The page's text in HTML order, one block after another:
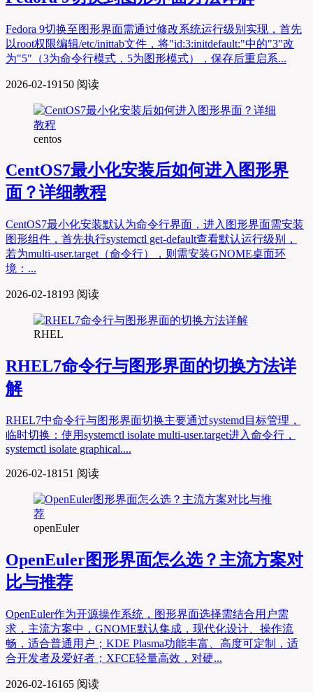
Fedora 9切换至图形界面需通过修改系统运行级别实现，首先
以root权限编辑/etc/inittab文件，将"id:3:initdefault:"中的"3"改
为"5"（3为命令行模式，5为图形模式），保存后重启系...
2026-02-19150 阅读
centos
CentOS7最小化安装后如何进入图形界
面？详细教程
CentOS7最小化安装默认为命令行界面，进入图形界面需安装
图形组件，首先执行systemctl get-default查看默认运行级别，
若为multi-user.target（命令行），则需安装GNOME桌面环
境：...
2026-02-18193 阅读
RHEL
RHEL7命令行与图形界面的切换方法详
解
RHEL7中命令行与图形界面切换主要通过systemd目标管理，
临时切换：使用systemctl isolate multi-user.target进入命令行，
systemctl isolate graphical....
2026-02-18151 阅读
openEuler
OpenEuler图形界面怎么选？主流方案对
比与推荐
OpenEuler作为开源操作系统，图形界面选择需结合用户需
求，主流方案中，GNOME默认集成，现代化设计、操作流
畅，适合普通用户；KDE Plasma功能丰富、高度可定制，适
合开发者及爱好者；XFCE轻量高效，对硬...
2026-02-16165 阅读